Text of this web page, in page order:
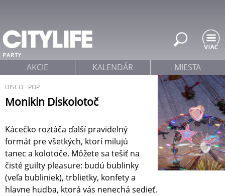
PARTY
DISCO POP
Monikin Diskolotoč
Kácečko roztáča ďalší pravidelný
formát pre všetkých, ktorí milujú
tanec a kolotoče. Môžete sa tešiť na
čisté guilty pleasure: budú bublinky
(veľa bubliniek), trblietky, konfety a
hlavne hudba, ktorá vás nenechá sedieť.
AKCIE KALENDÁR MIESTA